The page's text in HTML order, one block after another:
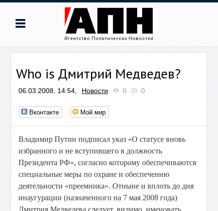
Who is Дмитрий Медведев?
06.03.2008, 14:54, Новости 0 0
Вконтакте Мой мир
Владимир Путин подписал указ «О статусе вновь
избранного и не вступившего в должность
Президента РФ», согласно которому обеспечиваются
специальные меры по охране и обеспечению
деятельности «преемника». Отныне и вплоть до дня
инаугурации (назначенного на 7 мая 2008 года)
Дмитрия Медведева следует, видимо, именовать